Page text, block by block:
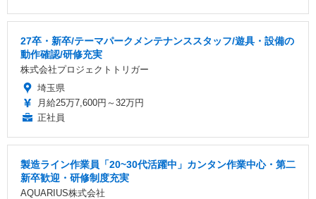
27卒・新卒/テーマパークメンテナンススタッフ/遊具・設備の
動作確認/研修充実
株式会社プロジェクトトリガー
埼玉県
月給25万7,600円～32万円
正社員
製造ライン作業員「20~30代活躍中」カンタン作業中心・第二
新卒歓迎・研修制度充実
AQUARIUS株式会社